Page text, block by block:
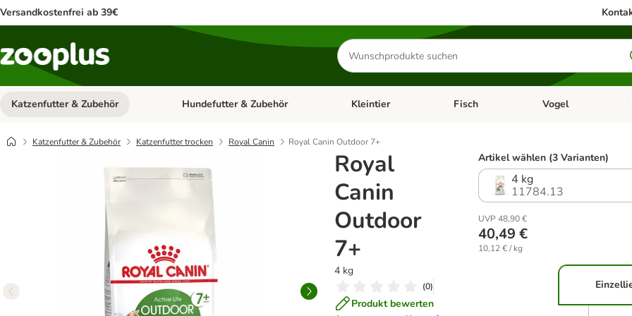
Versandkostenfrei ab 39€
Produkte
suchen
Katzenfutter & Zubehör Kategorie-Menü öffnen: Katzenfutter & Zubehör
Hundefutter & Zubehör Kategorie-Menü öffnen: Hundefutter & Zubehör
Kleintier Kategorie-Menü öffnen: Kleintier
Fisch Kategorie-Menü
Vogel
Katzenfutter & Zubehör Katzenfutter trocken Royal Canin Royal Canin Outdoor 7+
Royal
Canin
Outdoor
7+
4 kg
(0)
Produkt bewerten
Artikel wählen (3 Varianten)
4 kg
11784.13
UVP 48,90 €
40,49 €
10,12 € / kg